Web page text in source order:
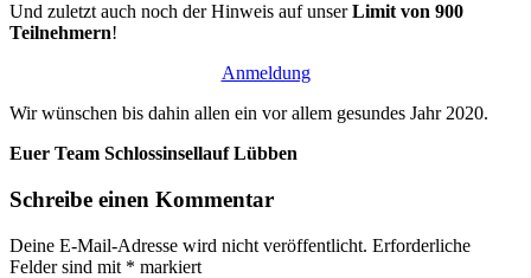
Und zuletzt auch noch der Hinweis auf unserLimit von 900
Teilnehmern!
Anmeldung
Wir wünschen bis dahin allen ein vor allem gesundes Jahr 2020.
Euer Team Schlossinsellauf Lübben
Schreibe einen Kommentar
Deine E-Mail-Adresse wird nicht veröffentlicht. Erforderliche
Felder sind mit * markiert